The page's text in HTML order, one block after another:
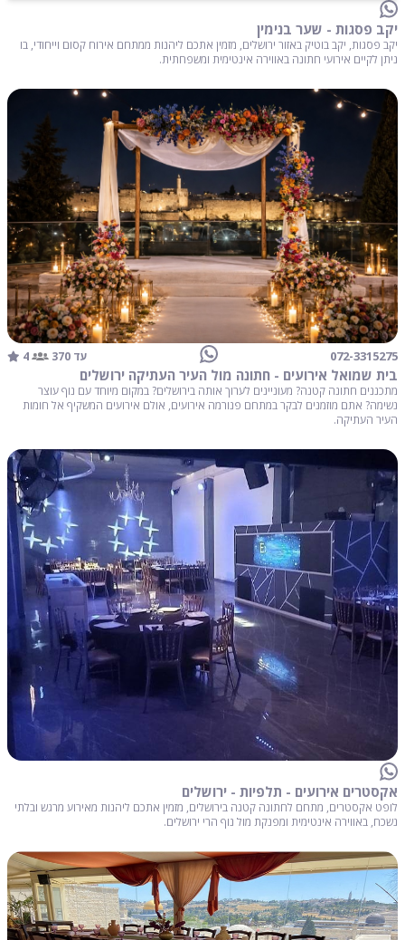
יקב פסגות - שער בנימין
יקב פסגות, יקב בוטיק באזור ירושלים, מזמין אתכם ליהנות ממתחם אירוח קסום וייחודי, בו
ניתן לקיים אירועי חתונה באווירה אינטימית ומשפחתית.
072-3315275 עד 370 4
בית שמואל אירועים - חתונה מול העיר העתיקה ירושלים
מתכננים חתונה קטנה? מעוניינים לערוך אותה בירושלים? במקום מיוחד עם נוף עוצר
נשימה? אתם מוזמנים לבקר במתחם פנורמה אירועים, אולם אירועים המשקיף אל חומות
העיר העתיקה.
אקסטרים אירועים - תלפיות - ירושלים
לופט אקסטרים, מתחם לחתונה קטנה בירושלים, מזמין אתכם ליהנות מאירוע מרגש ובלתי
נשכח, באווירה אינטימית ומפנקת מול נוף הרי ירושלים.